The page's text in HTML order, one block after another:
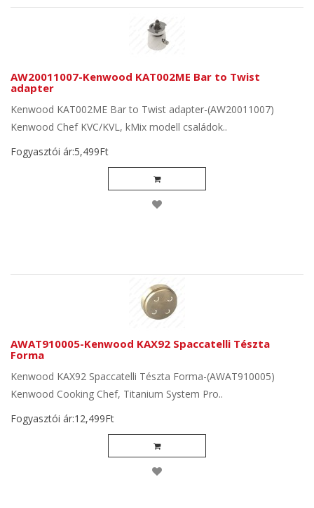
AW20011007-Kenwood KAT002ME Bar to Twist
adapter
Kenwood KAT002ME Bar to Twist adapter-(AW20011007)
Kenwood Chef KVC/KVL, kMix modell családok..
Fogyasztói ár:5,499Ft
AWAT910005-Kenwood KAX92 Spaccatelli Tészta
Forma
Kenwood KAX92 Spaccatelli Tészta Forma-(AWAT910005)
Kenwood Cooking Chef, Titanium System Pro..
Fogyasztói ár:12,499Ft